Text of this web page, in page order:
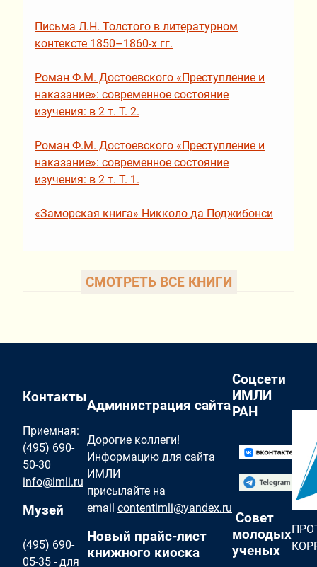
Письма Л.Н. Толстого в литературном
контексте 1850–1860-х гг.
Роман Ф.М. Достоевского «Преступление и
наказание»: современное состояние
изучения: в 2 т. Т. 2.
Роман Ф.М. Достоевского «Преступление и
наказание»: современное состояние
изучения: в 2 т. Т. 1.
«Заморская книга» Никколо да Поджибонси
СМОТРЕТЬ ВСЕ КНИГИ
Контакты
Приемная:
(495) 690-
50-30
info@imli.ru
Музей
(495) 690-
05-35 - для
Администрация сайта
Дорогие коллеги!
Информацию для сайта
ИМЛИ
присылайте на
email contentimli@yandex.ru
Новый прайс-лист
книжного киоска
Соцсети
ИМЛИ
РАН
Совет
молодых
ученых